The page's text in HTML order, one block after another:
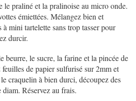
le praliné et la pralinoise au micro onde.
émiettées. Mélangez bien et
mini tartelette sans trop tasser pour
durcir.
beurre, le sucre, la farine et la pincée de
de papier sulfurisé sur 2mm et
craquelin à bien durci, découpez des
Réservez au frais.